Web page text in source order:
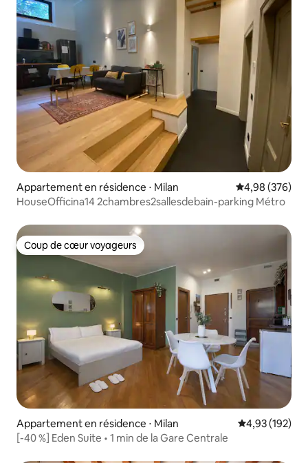
Appartement en résidence ⋅ Milan Évaluation
4,98 (376)
HouseOfficina14 2chambres2sallesdebain-parking Métro
Coup de cœur voyageurs
Coup de cœur voyageurs
Appartement en résidence ⋅ Milan Évaluation
4,93 (192)
[-40 %] Eden Suite • 1 min de la Gare Centrale